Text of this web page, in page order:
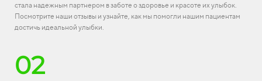
стала надежным партнером в заботе о здоровье и красоте их улыбок.
Посмотрите наши отзывы и узнайте, как мы помогли нашим пациентам
достичь идеальной улыбки.
02